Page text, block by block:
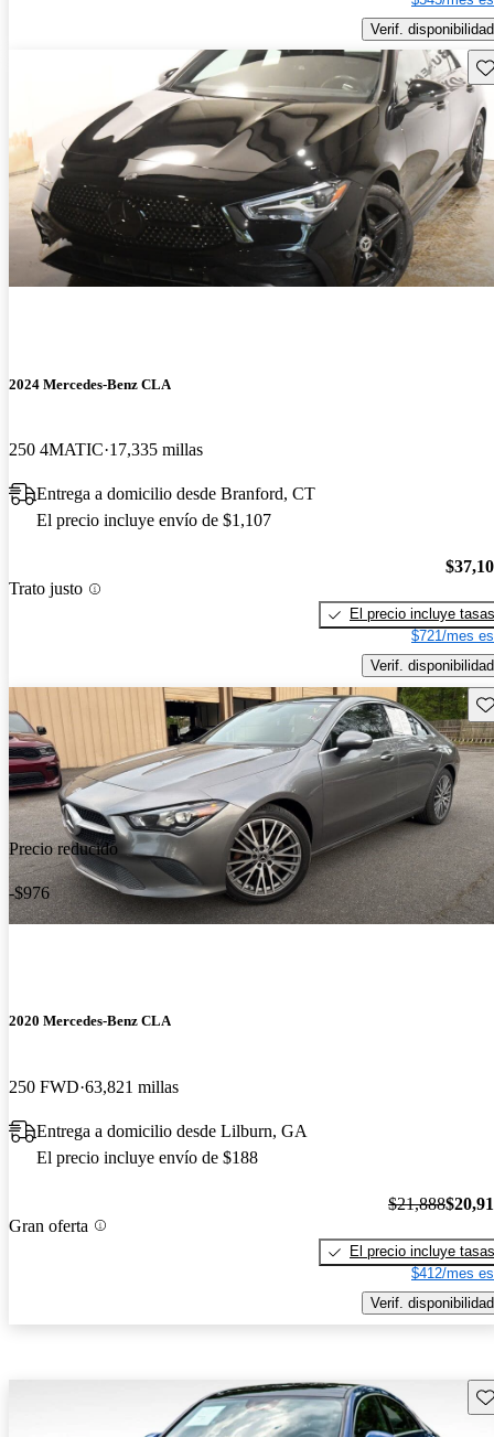
Verif. disponibilidad
2024 Mercedes-Benz CLA
250 4MATIC 17,335 millas
Entrega a domicilio desde Branford, CT
El precio incluye envío de $1,107
Trato justo
El precio incluye tasas
$721/mes
Verif. disponibilidad
Precio reducido
-$976
2020 Mercedes-Benz CLA
250 FWD 63,821 millas
Entrega a domicilio desde Lilburn, GA
El precio incluye envío de $188
Gran oferta
$21,888
El precio incluye tasas
$412/mes
Verif. disponibilidad